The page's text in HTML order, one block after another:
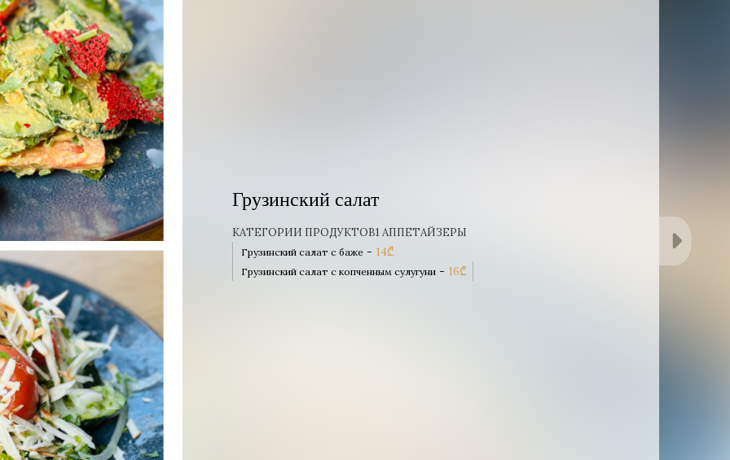
Грузинский салат
КАТЕГОРИИ ПРОДУКТОВ1 АППЕТАЙЗЕРЫ
Грузинский салат с баже- 14₾
Грузинский салат с копченным сулугуни- 16₾